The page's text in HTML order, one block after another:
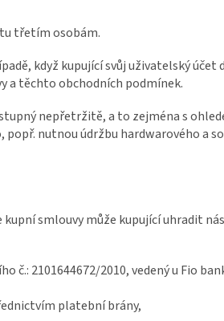
třetím osobám.
když kupující svůj uživatelský účet
a těchto obchodních podmínek.
nepřetržitě, a to zejména s
nutnou údržbu hardwarového a
kupní smlouvy může kupující uhradit
č.: 2101644672/2010, vedený u Fio
platební brány,